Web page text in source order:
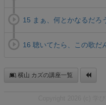
15 まぁ、何とかなるだろ
16 聴いてたら、この歌だ
横山 カズの講座一覧